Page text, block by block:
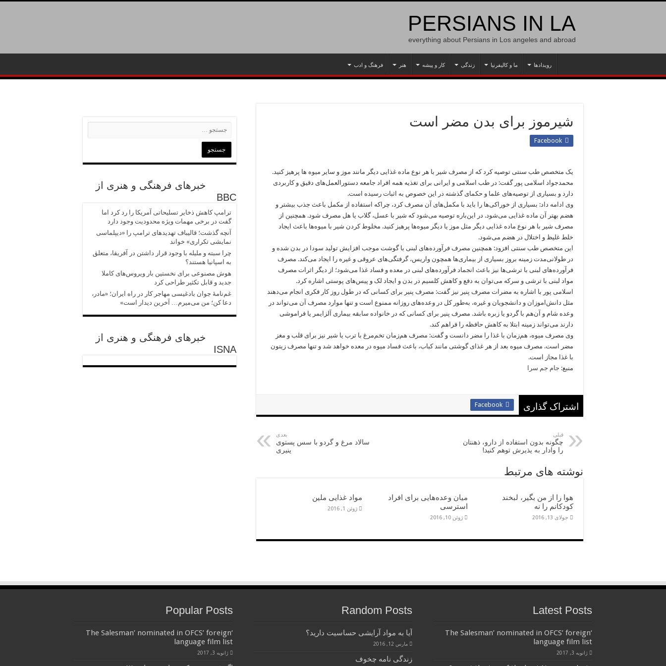
PERSIANS IN LA
everything about Persians in Los angeles and abroad
رویدادها ما و کالیفرنیا زندگی کار و پیشه هنر فرهنگ و ادب
شیرموز برای بدن مضر است
Facebook
یک متخصص طب سنتی توصیه کرد که از مصرف شیر با هر نوع ماده غذایی دیگر مانند موز و سایر میوه ها پرهیز کنید.
محمدجواد اسلامی پور گفت: در طب اسلامی و ایرانی برای تغذیه همه افراد جامعه دستورالعمل‌های دقیق و کاربردی
دارد و بسیاری از توصیه‌های علما و حکمای گذشته در این خصوص به اثبات رسیده است.
وی ادامه داد: بسیاری از خوراکی‌ها را باید با مکمل‌های آن مصرف کرد، چراکه استفاده از مکمل باعث جذب بیشتر و
هضم بهتر آن ماده غذایی می‌شود. در این‌باره توصیه می‌شود که شیر با عسل، گلاب یا هل مصرف شود. همچنین از
مصرف شیر با هر نوع ماده غذایی دیگر مثل موز یا دیگر میوه‌ها پرهیز کنید. مخلوط کردن شیر با میوه‌ها باعث ایجاد
خلط غلیظ و اختلال در هضم می‌شود.
این متخصص طب سنتی افزود: همچنین مصرف فرآورده‌های لبنی با گوشت موجب افزایش تولید سودا در بدن شده و
در طولانی‌مدت زمینه بروز بسیاری از بیماری‌ها همچون واریس، گرفتگی‌های عروقی و غیره را ایجاد می‌کند. مصرف
فرآورده‌های لبنی با ترشی‌ها نیز باعث انجماد فرآورده‌های لبنی در معده و فساد غذا می‌شود؛ از دیگر اثرات مصرف
مواد لبنی با ترشی و سرکه می‌توان به دفع و کاهش کلسیم در بدن و ایجاد لک و پیس‌های پوستی اشاره کرد.
اسلامی پور با اشاره به مضرات مصرف پنیر نیز گفت: مصرف پنیر برای کسانی که در طول روز کار فکری انجام می‌دهند
مثل دانش‌اموزان و دانشجویان و غیره، به‌طور کل در وعده‌های روزانه ممنوع است و تنها موارد مصرف آن می‌تواند در
وعده شام و آن‌هم با گردو یا زبره باشد. مصرف پنیر برای کسانی که در خانواده سابقه بیماری آلزایمر یا فراموشی
دارند می‌تواند زمینه ابتلا به کاهش حافظه را فراهم کند.
وی مصرف میوه، هم‌زمان با غذا را مضر دانست و گفت: مصرف هم‌زمان تخم‌مرغ با ترب یا شیر نیز برای قلب و مغز
مضر است. مصرف میوه بعد از هر غذای گوشتی مانند کباب، باعث فساد میوه در معده خواهد شد و تنها مصرف زیتون
با غذا مجاز است.
منبع: جام جم سرا
اشتراک گذاری Facebook
قبلی
چگونه بدون استفاده از دارو، ذهنتان
را وادار به پذیرش توهم کنید‍!
بعدی
سالاد مرغ و گردو با سس پستوی
پنیری
نوشته های مرتبط
هوا را از من بگیر، لبخند
کودکانم را نه
جولای 13, 2016
میان وعده‌هایی برای افراد
استرسی
ژوئن 10, 2016
مواد غذایی ملین
ژوئن 1, 2016
خبرهای فرهنگی و هنری از
BBC
ترامپ کاهش ذخایر تسلیحاتی آمریکا را رد کرد اما
گفت در برخی مهمات ویژه محدودیت وجود دارد
آنچه گذشت؛ قالیباف تهدیدهای ترامپ را «دیپلماسی
نمایشی تکراری» خواند
چرا سبته و ملیله با وجود قرار داشتن در آفریقا، متعلق
به اسپانیا هستند؟
هوش مصنوعی برای نخستین بار ویروس‌های کاملا
جدید و قابل تکثیر طراحی کرد
غم‌نامهٔ جوان بادغیسی مهاجر کار در راه ایران؛ «مادر،
دعا کن؛ من می‌میرم… آخرین دیدار است»
خبرهای فرهنگی و هنری از
ISNA
Latest Posts
‘The Salesman’ nominated in OFCS’ foreign
language film list
ژانویه 3, 2017
Random Posts
آیا به مواد آرایشی حساسیت دارید؟
مارس 12, 2016
زندگی نامه چخوف
Popular Posts
‘The Salesman’ nominated in OFCS’ foreign
language film list
ژانویه 3, 2017